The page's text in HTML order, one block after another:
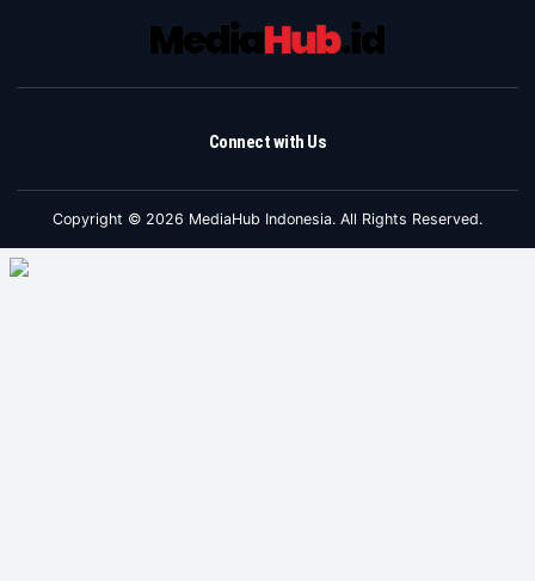
Connect with Us
Copyright © 2026 MediaHub Indonesia. All Rights Reserved.